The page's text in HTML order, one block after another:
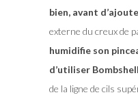
bien, avant
externe du creux de
humidifie son
d’utiliser Bombshell
de la ligne de cils